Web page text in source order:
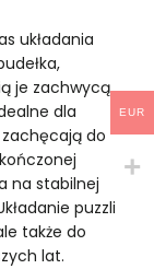
układania
je zachwycą.
dla
do
na stabilnej
puzzli
także do
lat.
EUR